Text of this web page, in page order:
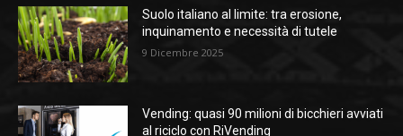
Suolo italiano al limite: tra erosione,
inquinamento e necessità di tutele
9 Dicembre 2025
Vending: quasi 90 milioni di bicchieri avviati
al riciclo con RiVending